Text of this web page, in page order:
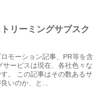
リーミングサブスク
モーション記事、PR等を含
ービスは現在、各社色々な
。 この記事はその数あるサ
いのか、と...